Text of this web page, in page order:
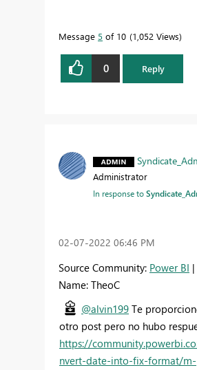
Message 5 of 10 1,052 Views
0 Reply
Administrator
In response to
‎02-07-2022 06:46 PM
Source Community: Power BI
Name: TheoC
@alvin199 Te
otro post pero no hubo
https://
nvert-date-into-fix-format/m-